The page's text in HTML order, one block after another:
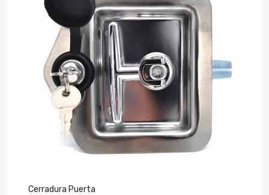
Cerradura Puerta